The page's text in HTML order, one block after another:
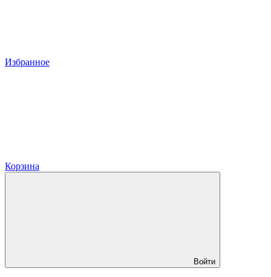
Избранное
Корзина
Войти